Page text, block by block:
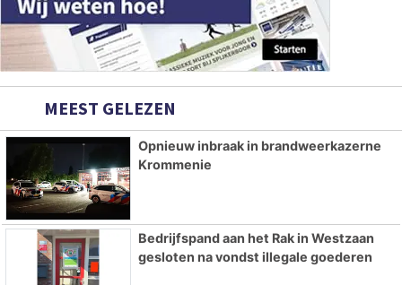
MEEST GELEZEN
Opnieuw inbraak in brandweerkazerne
Krommenie
Bedrijfspand aan het Rak in Westzaan
gesloten na vondst illegale goederen